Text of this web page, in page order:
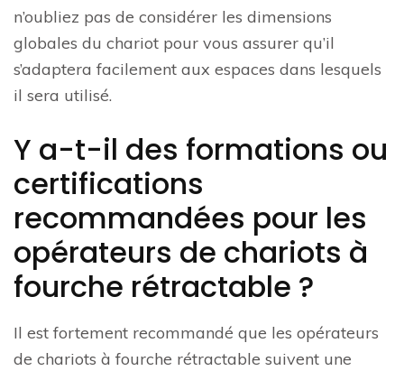
n’oubliez pas de considérer les dimensions
globales du chariot pour vous assurer qu’il
s’adaptera facilement aux espaces dans lesquels
il sera utilisé.
Y a-t-il des formations ou
certifications
recommandées pour les
opérateurs de chariots à
fourche rétractable ?
Il est fortement recommandé que les opérateurs
de chariots à fourche rétractable suivent une